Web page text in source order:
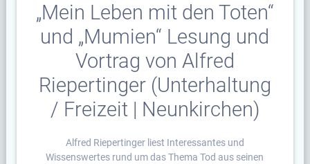
„Mein Leben mit den Toten“
und „Mumien“ Lesung und
Vortrag von Alfred
Riepertinger (Unterhaltung
/ Freizeit | Neunkirchen)
Alfred Riepertinger liest Interessantes und
Wissenswertes rund um das Thema Tod aus seinen